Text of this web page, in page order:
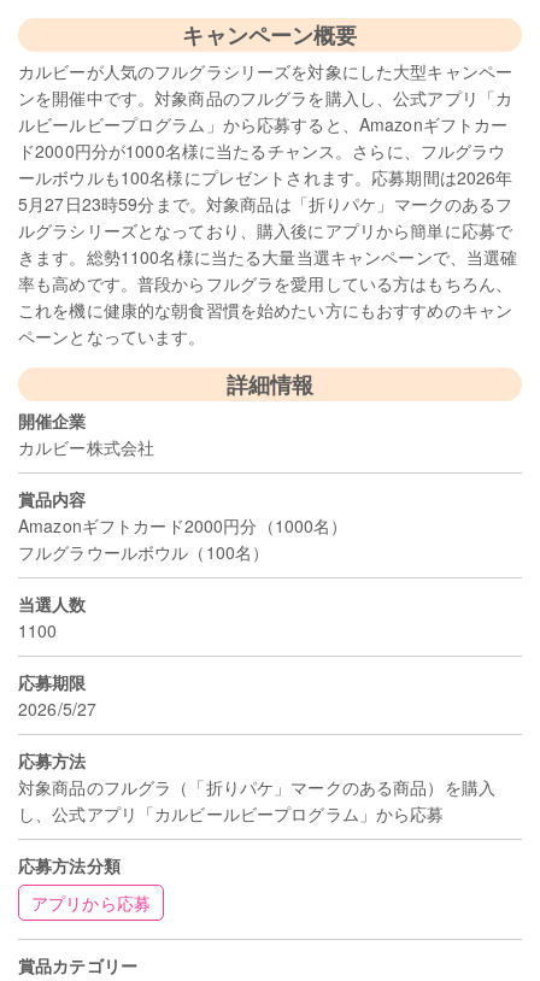
キャンペーン概要
カルビーが人気のフルグラシリーズを対象にした大型キャンペー
ンを開催中です。対象商品のフルグラを購入し、公式アプリ「カ
ルビールビープログラム」から応募すると、Amazonギフトカー
ド2000円分が1000名様に当たるチャンス。さらに、フルグラウ
ールボウルも100名様にプレゼントされます。応募期間は2026年
5月27日23時59分まで。対象商品は「折りパケ」マークのあるフ
ルグラシリーズとなっており、購入後にアプリから簡単に応募で
きます。総勢1100名様に当たる大量当選キャンペーンで、当選確
率も高めです。普段からフルグラを愛用している方はもちろん、
これを機に健康的な朝食習慣を始めたい方にもおすすめのキャン
ペーンとなっています。
詳細情報
開催企業
カルビー株式会社
賞品内容
Amazonギフトカード2000円分（1000名）
フルグラウールボウル（100名）
当選人数
1100
応募期限
2026/5/27
応募方法
対象商品のフルグラ（「折りパケ」マークのある商品）を購入
し、公式アプリ「カルビールビープログラム」から応募
応募方法分類
アプリから応募
賞品カテゴリー